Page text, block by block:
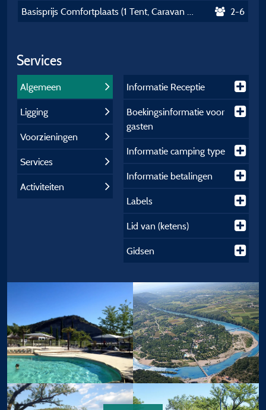
Basisprijs Comfortplaats (1 Tent, Caravan Of Camper / 1 Auto / Elektriciteit 10A) 2-6
Services
Algemeen
Ligging
Voorzieningen
Services
Activiteiten
Informatie Receptie
Boekingsinformatie voor
gasten
Informatie camping type
Informatie betalingen
Labels
Lid van (ketens)
Gidsen